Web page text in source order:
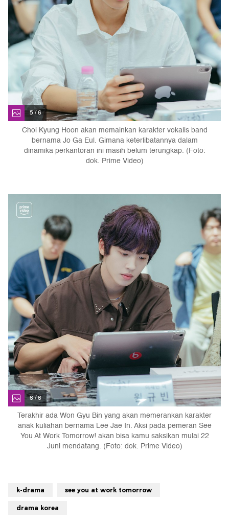
5 / 6
Choi Kyung Hoon akan memainkan karakter vokalis band
bernama Jo Ga Eul. Gimana keterlibatannya dalam
dinamika perkantoran ini masih belum terungkap. (Foto:
dok. Prime Video)
6 / 6
Terakhir ada Won Gyu Bin yang akan memerankan karakter
anak kuliahan bernama Lee Jae In. Aksi pada pemeran See
You At Work Tomorrow! akan bisa kamu saksikan mulai 22
Juni mendatang. (Foto: dok. Prime Video)
k-drama see you at work tomorrow
drama korea